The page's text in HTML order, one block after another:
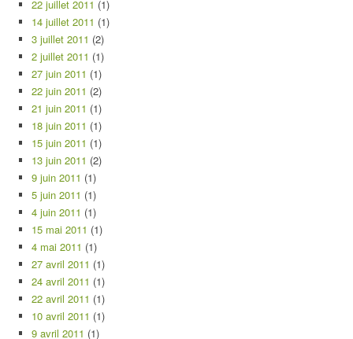
22 juillet 2011 (1)
14 juillet 2011 (1)
3 juillet 2011 (2)
2 juillet 2011 (1)
27 juin 2011 (1)
22 juin 2011 (2)
21 juin 2011 (1)
18 juin 2011 (1)
15 juin 2011 (1)
13 juin 2011 (2)
9 juin 2011 (1)
5 juin 2011 (1)
4 juin 2011 (1)
15 mai 2011 (1)
4 mai 2011 (1)
27 avril 2011 (1)
24 avril 2011 (1)
22 avril 2011 (1)
10 avril 2011 (1)
9 avril 2011 (1)